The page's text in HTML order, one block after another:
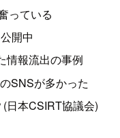
っている
開中
情報流出の事例
SNSが多かった
日本CSIRT協議会)